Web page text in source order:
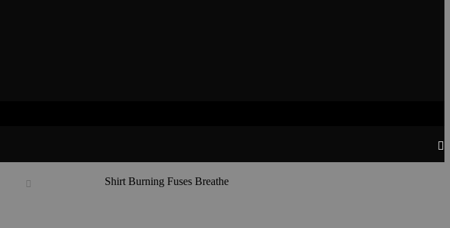
Shirt Burning Fuses Breathe